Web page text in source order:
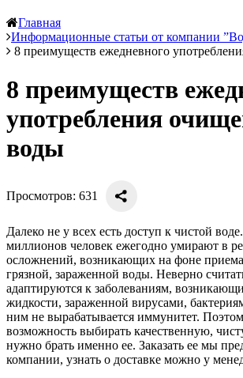
Главная
Информационные статьи от компании
8 преимуществ ежедневного
8 преимуществ
употребления
воды
Просмотров: 631
Далеко не у всех есть доступ к чистой
миллионов человек ежегодно умирают в
осложнений, возникающих на фоне приема
грязной, зараженной воды. Неверно
адаптируются к заболеваниям,
жидкости, зараженной вирусами,
ним не вырабатывается иммунитет.
возможность выбирать качественную,
нужно брать именно ее. Заказать ее мы
компании, узнать о доставке можно у